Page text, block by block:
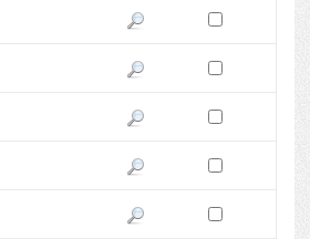
Pokaż podgląd wersji z dnia
Zaznacz wersję do
Pokaż podgląd wersji z dnia
Zaznacz wersję do
Pokaż podgląd wersji z dnia
Zaznacz wersję do
Pokaż podgląd wersji z dnia
Zaznacz wersję do
Pokaż podgląd wersji z dnia
Zaznacz wersję do